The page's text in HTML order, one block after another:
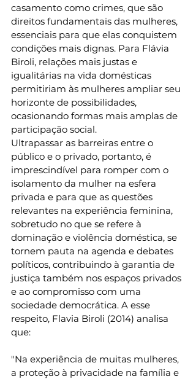
casamento como crimes, que são
direitos fundamentais das mulheres,
essenciais para que elas conquistem
condições mais dignas. Para Flávia
Biroli, relações mais justas e
igualitárias na vida domésticas
permitiriam às mulheres ampliar seu
horizonte de possibilidades,
ocasionando formas mais amplas de
participação social.
Ultrapassar as barreiras entre o
público e o privado, portanto, é
imprescindível para romper com o
isolamento da mulher na esfera
privada e para que as questões
relevantes na experiência feminina,
sobretudo no que se refere à
dominação e violência doméstica, se
tornem pauta na agenda e debates
políticos, contribuindo à garantia de
justiça também nos espaços privados
e ao compromisso com uma
sociedade democrática. A esse
respeito, Flavia Biroli (2014) analisa
que:
"Na experiência de muitas mulheres,
a proteção à privacidade na família e